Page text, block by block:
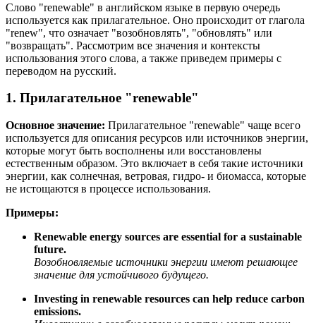
Слово "renewable" в английском языке в первую очередь
используется как прилагательное. Оно происходит от глагола
"renew", что означает "возобновлять", "обновлять" или
"возвращать". Рассмотрим все значения и контексты
использования этого слова, а также приведем примеры с
переводом на русский.
1. Прилагательное "renewable"
Основное значение: Прилагательное "renewable" чаще всего
используется для описания ресурсов или источников энергии,
которые могут быть восполнены или восстановлены
естественным образом. Это включает в себя такие источники
энергии, как солнечная, ветровая, гидро- и биомасса, которые
не истощаются в процессе использования.
Примеры:
Renewable energy sources are essential for a sustainable
future.
Возобновляемые источники энергии имеют решающее
значение для устойчивого будущего.
Investing in renewable resources can help reduce carbon
emissions.